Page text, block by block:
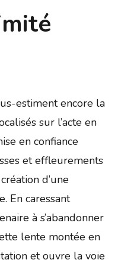
estiment encore la
sur l’acte en
en confiance
et effleurements
d’une
En caressant
à s’abandonner
lente montée en
et ouvre la voie